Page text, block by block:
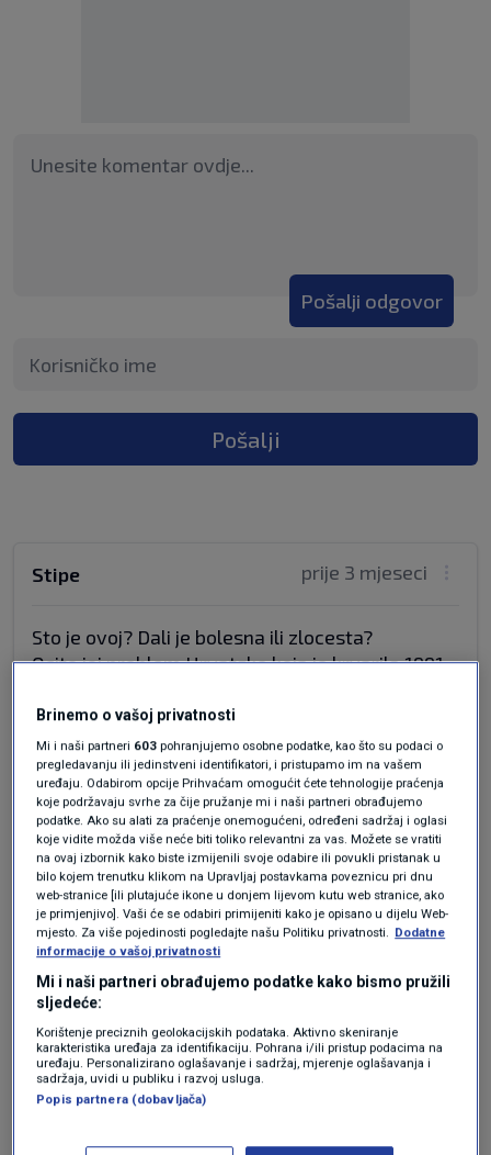
Pošalji odgovor
Pošalji
prije 3 mjeseci
Stipe
Sto je ovoj? Dali je bolesna ili zlocesta?
Ocito joj problem Hrvatske koja je krvarila 1991.
Cirkus izvodis non stop
Zastavu himnu ti bi mjenjala .Tko si ti
Stalno oblajavas Hrvatsku i to od ljetos
Da ti ni zastavu sa petokrakom hej probudi se i
nemoj stvarati mrznju i podjelu u Hrvatskoj
Sto ce ti reci tvoji bliznji djeca kad odrast?
Za cega se ti boris za gledanost ?
Koji su tvoji rezultati ?
Plenki ti pivecao placu za pazi sad 1600 eura a
nisi rekla hej stani to meni nepripada odricem se
a i to potice inflaciju
Kako providno ljigavo Žalosno od jedne recimo
politicarke koja misli da radi za dobrobit naroda
Odgovor
Brinemo o vašoj privatnosti
Mi i naši partneri 603 pohranjujemo osobne podatke, kao što su podaci o
pregledavanju ili jedinstveni identifikatori, i pristupamo im na vašem
uređaju. Odabirom opcije Prihvaćam omogućit ćete tehnologije praćenja
koje podržavaju svrhe za čije pružanje mi i naši partneri obrađujemo
podatke. Ako su alati za praćenje onemogućeni, određeni sadržaj i oglasi
koje vidite možda više neće biti toliko relevantni za vas. Možete se vratiti
na ovaj izbornik kako biste izmijenili svoje odabire ili povukli pristanak u
bilo kojem trenutku klikom na Upravljaj postavkama poveznicu pri dnu
web-stranice [ili plutajuće ikone u donjem lijevom kutu web stranice, ako
je primjenjivo]. Vaši će se odabiri primijeniti kako je opisano u dijelu Web-
mjesto. Za više pojedinosti pogledajte našu Politiku privatnosti. Dodatne
informacije o vašoj privatnosti
Mi i naši partneri obrađujemo podatke kako bismo pružili
sljedeće:
Korištenje preciznih geolokacijskih podataka. Aktivno skeniranje
karakteristika uređaja za identifikaciju. Pohrana i/ili pristup podacima na
uređaju. Personalizirano oglašavanje i sadržaj, mjerenje oglašavanja i
sadržaja, uvidi u publiku i razvoj usluga.
Popis partnera (dobavljača)